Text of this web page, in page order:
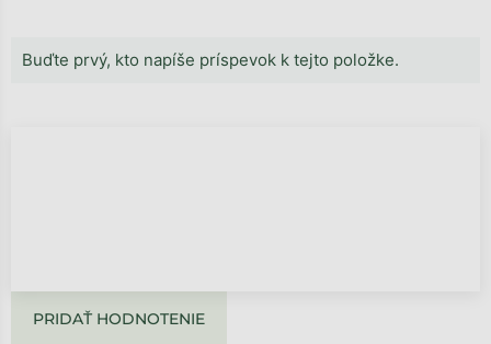
Buďte prvý, kto napíše príspevok k tejto položke.
PRIDAŤ HODNOTENIE